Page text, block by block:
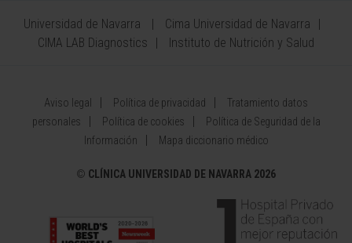
Universidad de Navarra
Cima Universidad de Navarra
CIMA LAB Diagnostics
Instituto de Nutrición y Salud
Aviso legal Política de privacidad
Tratamiento datos
personales
Política de cookies
Política de Seguridad de la
Información
Mapa diccionario médico
© CLÍNICA UNIVERSIDAD DE NAVARRA 2026